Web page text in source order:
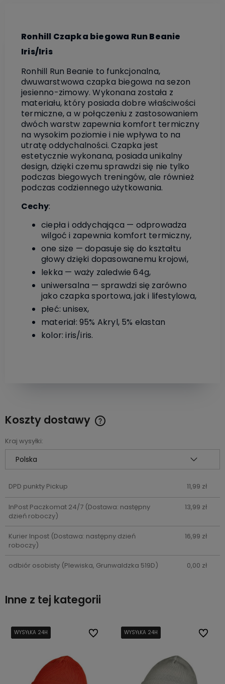
Ronhill Czapka biegowa Run Beanie
Iris/Iris
Ronhill Run Beanie to funkcjonalna,
dwuwarstwowa czapka biegowa na sezon
jesienno-zimowy. Wykonana została z
materiału, który posiada dobre właściwości
termiczne, a w połączeniu z zastosowaniem
dwóch warstw zapewnia komfort termiczny
na wysokim poziomie i nie wpływa to na
utratę oddychalności. Czapka jest
estetycznie wykonana, posiada unikalny
design, dzięki czemu sprawdzi się nie tylko
podczas biegowych treningów, ale również
podczas codziennego użytkowania.
Cechy:
ciepła i oddychająca — odprowadza
wilgoć i zapewnia komfort termiczny,
one size — dopasuje się do kształtu
głowy dzięki dopasowanemu krojowi,
lekka — waży zaledwie 64g,
uniwersalna — sprawdzi się zarówno
jako czapka sportowa, jak i lifestylowa,
płeć: unisex,
materiał: 95% Akryl, 5% elastan
kolor: iris/iris.
Koszty dostawy
Kraj wysyłki:
DPD punkty Pickup 11,99 zł
InPost Paczkomat 24/7(Dostawa: następny
dzień roboczy)
13,99 zł
Kurier Inpost(Dostawa: następny dzień
roboczy)
16,99 zł
odbiór osobisty(Plewiska, Grunwaldzka 519D) 0,00 zł
Inne z tej kategorii
WYSYŁKA 24H
WYSYŁKA 24H
WYSYŁKA 24H
WYSYŁKA 24H Do ulubionych
Do ulubionychWYSYŁKA 24H
WYSYŁKA 24H
WYSYŁKA 24H
WYSYŁKA 24H Do
Do